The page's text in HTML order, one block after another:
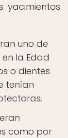
yacimientos
uno de
la Edad
o dientes
tenían
como por